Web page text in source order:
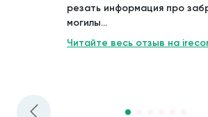
резать информация про
могилы...
Читайте весь отзыв на